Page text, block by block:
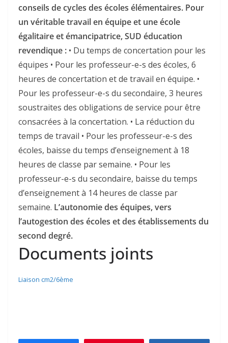
conseils de cycles des écoles élémentaires. Pour
un véritable travail en équipe et une école
égalitaire et émancipatrice, SUD éducation
revendique : • Du temps de concertation pour les
équipes • Pour les professeur-e-s des écoles, 6
heures de concertation et de travail en équipe. •
Pour les professeur-e-s du secondaire, 3 heures
soustraites des obligations de service pour être
consacrées à la concertation. • La réduction du
temps de travail • Pour les professeur-e-s des
écoles, baisse du temps d’enseignement à 18
heures de classe par semaine. • Pour les
professeur-e-s du secondaire, baisse du temps
d’enseignement à 14 heures de classe par
semaine. L’autonomie des équipes, vers
l’autogestion des écoles et des établissements du
second degré.
Documents joints
Liaison cm2/6ème